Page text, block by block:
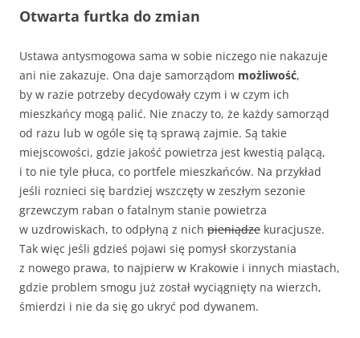
Otwarta furtka do zmian
Ustawa antysmogowa sama w sobie niczego nie nakazuje
ani nie zakazuje. Ona daje samorządom możliwość,
by w razie potrzeby decydowały czym i w czym ich
mieszkańcy mogą palić. Nie znaczy to, że każdy samorząd
od razu lub w ogóle się tą sprawą zajmie. Są takie
miejscowości, gdzie jakość powietrza jest kwestią palącą,
i to nie tyle płuca, co portfele mieszkańców. Na przykład
jeśli roznieci się bardziej wszczęty w zeszłym sezonie
grzewczym raban o fatalnym stanie powietrza
w uzdrowiskach, to odpłyną z nich pieniądze kuracjusze.
Tak więc jeśli gdzieś pojawi się pomysł skorzystania
z nowego prawa, to najpierw w Krakowie i innych miastach,
gdzie problem smogu już został wyciągnięty na wierzch,
śmierdzi i nie da się go ukryć pod dywanem.